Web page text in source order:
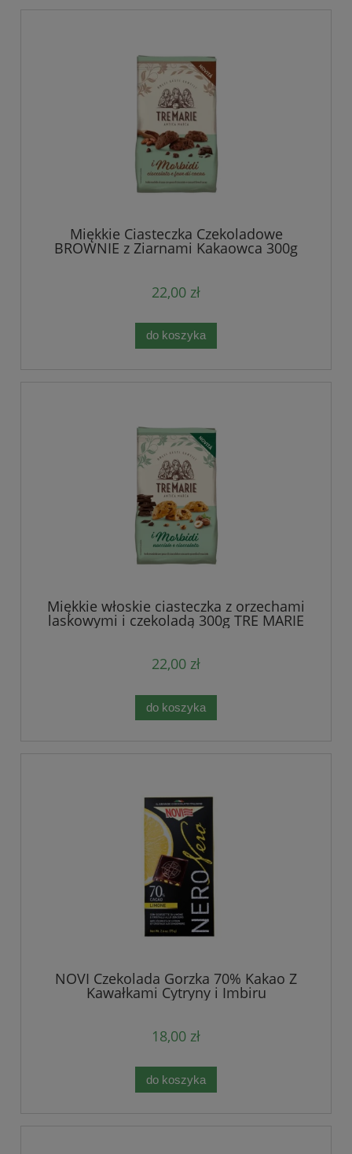
Miękkie Ciasteczka Czekoladowe
BROWNIE z Ziarnami Kakaowca 300g
22,00 zł
do koszyka
Miękkie włoskie ciasteczka z orzechami
laskowymi i czekoladą 300g TRE MARIE
22,00 zł
do koszyka
NOVI Czekolada Gorzka 70% Kakao Z
Kawałkami Cytryny i Imbiru
18,00 zł
do koszyka